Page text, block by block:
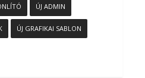
ÚJ ADMIN
ÚJ GRAFIKAI SABLON